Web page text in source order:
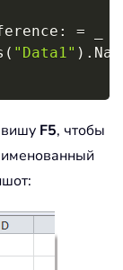
: =
( "Data1" ) .
F5, чтобы